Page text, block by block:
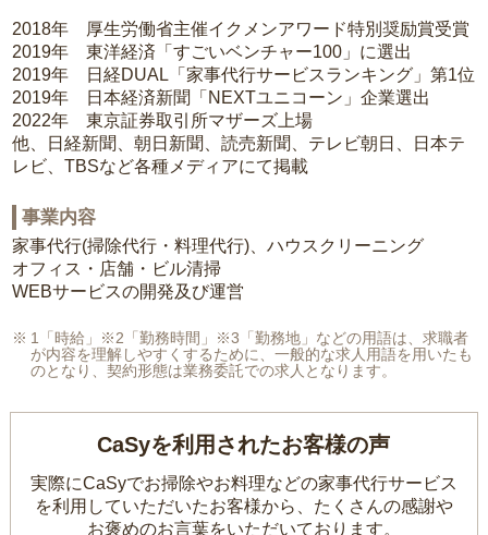
2018年 厚生労働省主催イクメンアワード特別奨励賞受賞
2019年 東洋経済「すごいベンチャー100」に選出
2019年 日経DUAL「家事代行サービスランキング」第1位
2019年 日本経済新聞「NEXTユニコーン」企業選出
2022年 東京証券取引所マザーズ上場
他、日経新聞、朝日新聞、読売新聞、テレビ朝日、日本テ
レビ、TBSなど各種メディアにて掲載
事業内容
家事代行(掃除代行・料理代行)、ハウスクリーニング
オフィス・店舗・ビル清掃
WEBサービスの開発及び運営
1「時給」※2「勤務時間」※3「勤務地」などの用語は、求職者
が内容を理解しやすくするために、一般的な求人用語を用いたも
のとなり、契約形態は業務委託での求人となります。
CaSyを利用されたお客様の声
実際にCaSyでお掃除やお料理などの家事代行サービス
を利用していただいたお客様から、 たくさんの感謝や
お褒めのお言葉をいただいております。